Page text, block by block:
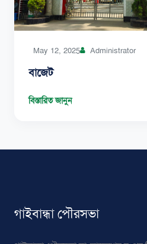
May 12, 2025 Administrator
বাজেট
বিস্তারিত জানুন
গাইবান্ধা পৌরসভা